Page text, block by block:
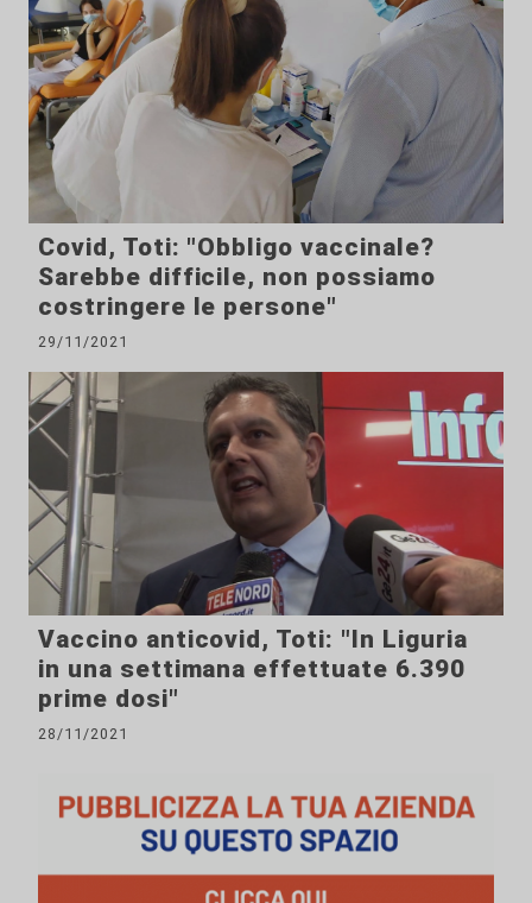
Covid, Toti: "Obbligo vaccinale?
Sarebbe difficile, non possiamo
costringere le persone"
29/11/2021
Vaccino anticovid, Toti: "In Liguria
in una settimana effettuate 6.390
prime dosi"
28/11/2021